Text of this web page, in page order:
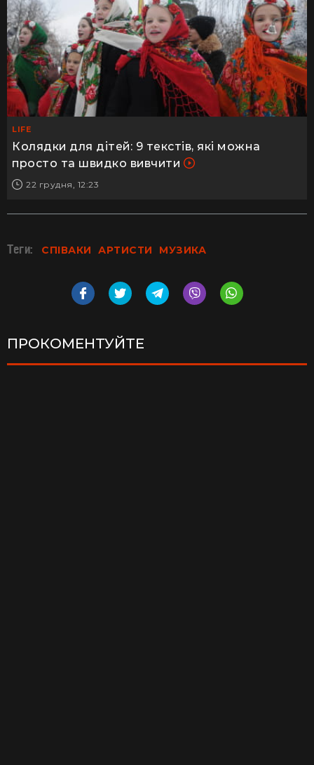
LIFE
Колядки для дітей: 9 текстів, які можна
просто та швидко вивчити
22 грудня, 12:23
Теги: СПІВАКИ АРТИСТИ МУЗИКА
ПРОКОМЕНТУЙТЕ